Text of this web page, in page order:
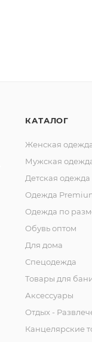
КАТАЛОГ
Женская
Мужская
Детская одежда
Одежда
Одежда по
Обувь оптом
Для дома
Спецодежда
Товары для
Аксессуары
Отдых -
Канцелярские